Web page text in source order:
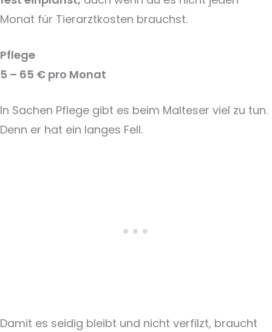
Monat für Tierarztkosten brauchst.
Pflege
5 – 65 € pro Monat
In Sachen Pflege gibt es beim Malteser viel zu tun.
Denn er hat ein langes Fell.
Damit es seidig bleibt und nicht verfilzt, braucht